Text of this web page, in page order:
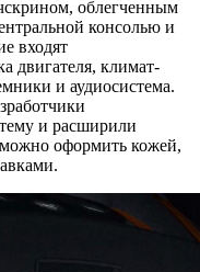
облегченным
консолью и
входят
двигателя, климат-
и аудиосистема.
и расширили
можно оформить кожей,